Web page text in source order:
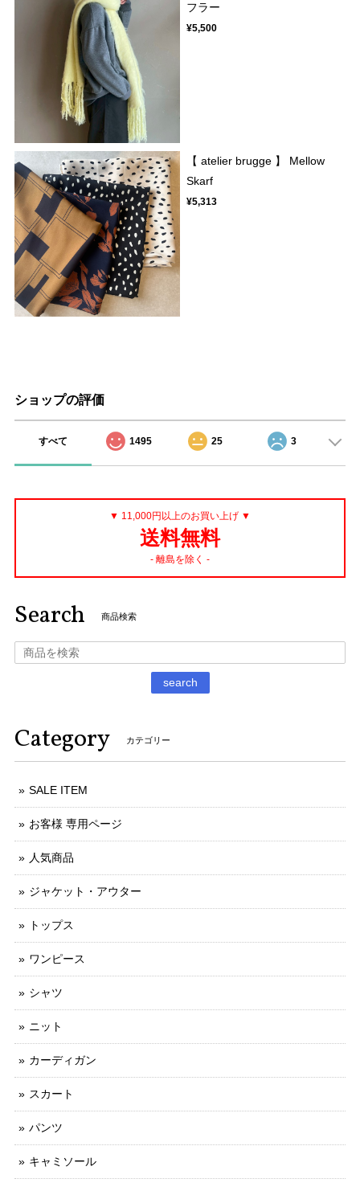
フラー
¥5,500
【 atelier brugge 】 Mellow
Skarf
¥5,313
ショップの評価
すべて 1495 25 3
▼ 11,000円以上のお買い上げ ▼
送料無料
- 離島を除く -
Search 商品検索
search
Category カテゴリー
SALE ITEM
お客様 専用ページ
人気商品
ジャケット・アウター
トップス
ワンピース
シャツ
ニット
カーディガン
スカート
パンツ
キャミソール